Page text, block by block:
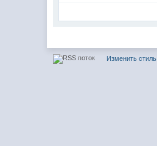
Изменить стиль